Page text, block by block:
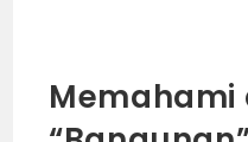
Memahami